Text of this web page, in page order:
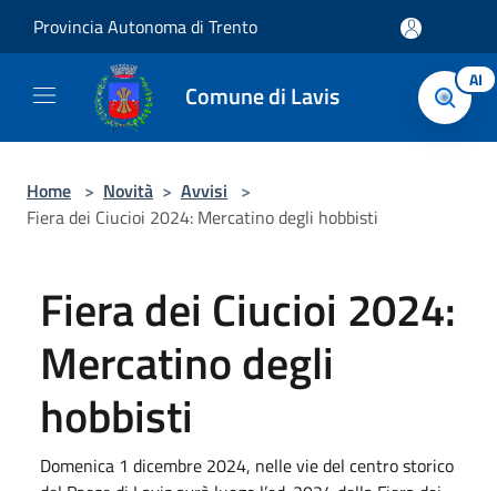
Provincia Autonoma di Trento
Comune di Lavis AI
Home > Novità > Avvisi >
Fiera dei Ciucioi 2024: Mercatino degli hobbisti
Fiera dei Ciucioi 2024:
Mercatino degli
hobbisti
Domenica 1 dicembre 2024, nelle vie del centro storico